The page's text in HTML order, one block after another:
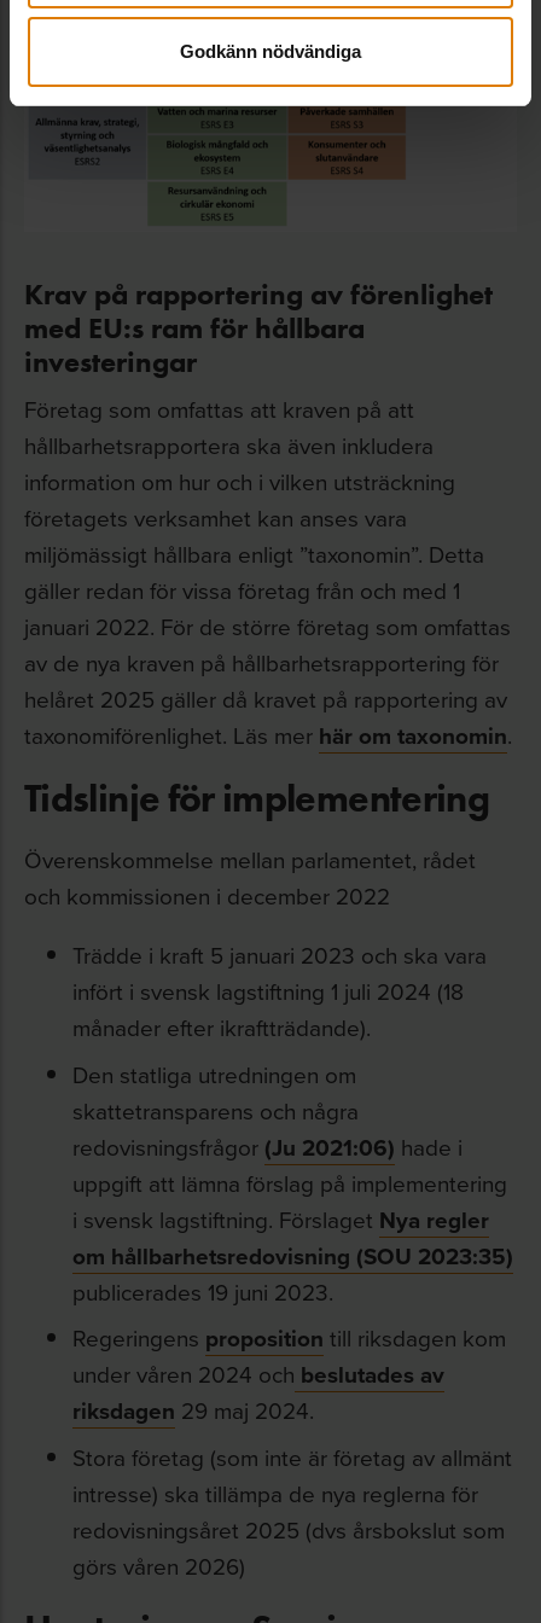
Godkänn nödvändiga
Krav på rapportering av förenlighet
med EU:s ram för hållbara
investeringar
Företag som omfattas att kraven på att
hållbarhetsrapportera ska även inkludera
information om hur och i vilken utsträckning
företagets verksamhet kan anses vara
miljömässigt hållbara enligt ”taxonomin”. Detta
gäller redan för vissa företag från och med 1
januari 2022. För de större företag som omfattas
av de nya kraven på hållbarhetsrapportering för
helåret 2025 gäller då kravet på rapportering av
taxonomiförenlighet. Läs mer här om taxonomin.
Tidslinje för implementering
Överenskommelse mellan parlamentet, rådet
och kommissionen i december 2022
Trädde i kraft 5 januari 2023 och ska vara
infört i svensk lagstiftning 1 juli 2024 (18
månader efter ikraftträdande).
Den statliga utredningen om
skattetransparens och några
redovisningsfrågor (Ju 2021:06) hade i
uppgift att lämna förslag på implementering
i svensk lagstiftning. Förslaget Nya regler
om hållbarhetsredovisning (SOU 2023:35)
publicerades 19 juni 2023.
Regeringens proposition till riksdagen kom
under våren 2024 och beslutades av
riksdagen 29 maj 2024.
Stora företag (som inte är företag av allmänt
intresse) ska tillämpa de nya reglerna för
redovisningsåret 2025 (dvs årsbokslut som
görs våren 2026)